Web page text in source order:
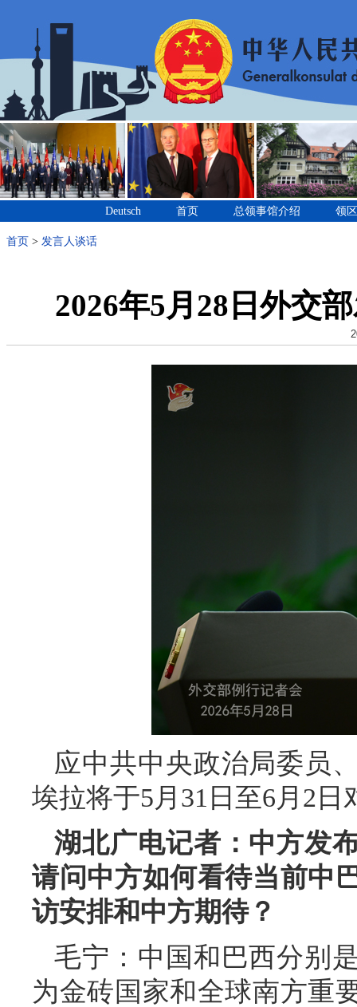
Deutsch 首页 总领事馆介绍 领
首页 > 发言人谈话
2026年5月28日外交
应中共中央政治局委员
埃拉将于5月31日至6月2
湖北广电记者：中方发
请问中方如何看待当前中
访安排和中方期待？
毛宁：中国和巴西分别
为金砖国家和全球南方重